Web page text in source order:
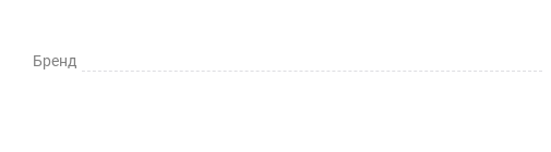
Бренд